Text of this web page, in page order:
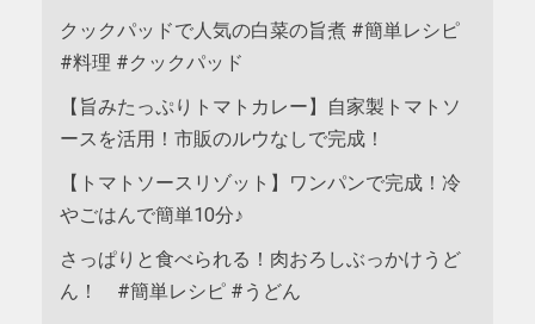
クックパッドで人気の白菜の旨煮 #簡単レシピ
#料理 #クックパッド
【旨みたっぷりトマトカレー】自家製トマトソ
ースを活用！市販のルウなしで完成！
【トマトソースリゾット】ワンパンで完成！冷
やごはんで簡単10分♪
さっぱりと食べられる！肉おろしぶっかけうど
ん！ #簡単レシピ #うどん